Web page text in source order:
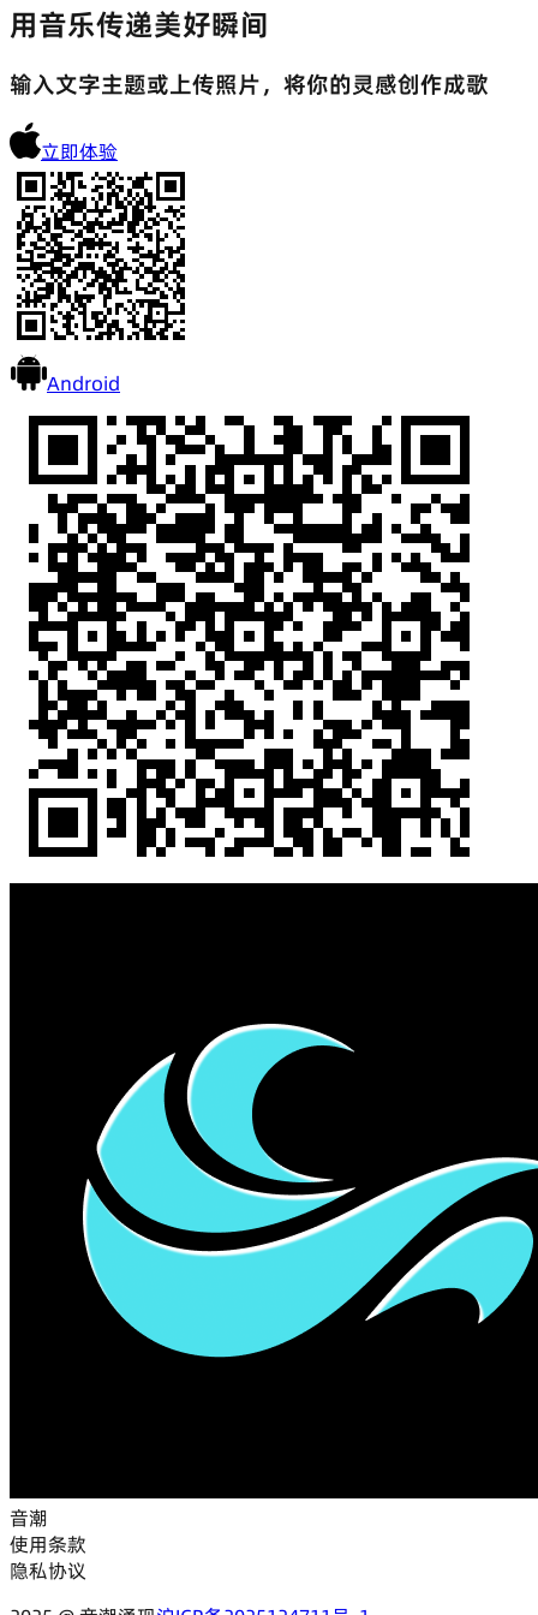
用音乐传递美好瞬间
输入文字主题或上传照片，将你的灵感创作成歌
立即体验
Android
音潮
使用条款
隐私协议